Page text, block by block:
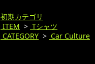
初期カテゴリ
ITEM > Tシャツ
CATEGORY > Car Culture